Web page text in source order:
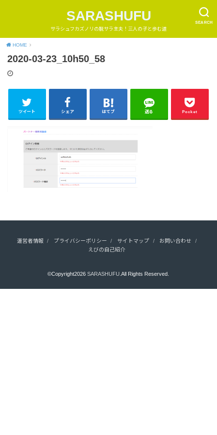
SEARCH
SARASHUFU
サラシュフカズノリの脱サラ主夫！三人の子と歩む道
HOME
2020-03-23_10h50_58
ツイート シェア はてブ 送る Pocket
運営者情報 プライバシーポリシー サイトマップ
お問い合わせ
えびの自己紹介
©Copyright2026SARASHUFU.All Rights Reserved.